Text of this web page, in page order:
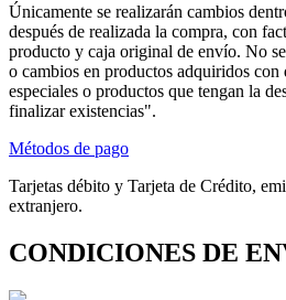
Únicamente se realizarán cambios
después de realizada la compra, con
producto y caja original de envío. No
o cambios en productos adquiridos con
especiales o productos que tengan la
finalizar existencias".
Métodos de pago
Tarjetas débito y Tarjeta de Crédito,
extranjero.
CONDICIONES DE